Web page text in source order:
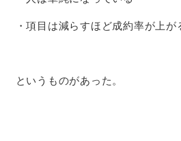
・項目は減らすほど成約率が上が
というものがあった。